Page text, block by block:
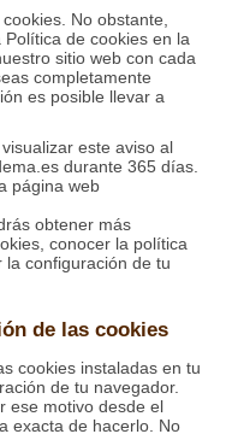
No obstante,
de cookies en la
sitio web con cada
completamente
es posible llevar a
este aviso al
durante 365 días.
página web
obtener más
conocer la política
la configuración de tu
de las cookies
cookies instaladas en tu
de tu navegador.
ese motivo desde el
exacta de hacerlo. No